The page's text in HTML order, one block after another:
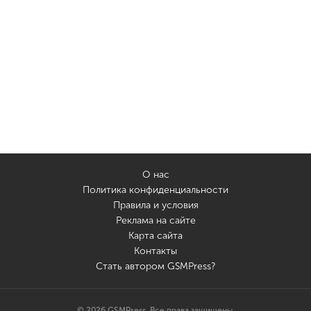
О нас
Политика конфиденциальности
Правила и условия
Реклама на сайте
Карта сайта
Контакты
Стать автором GSMPress?